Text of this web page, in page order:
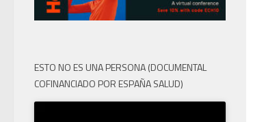
ESTO NO ES UNA PERSONA (DOCUMENTAL
COFINANCIADO POR ESPAÑA SALUD)